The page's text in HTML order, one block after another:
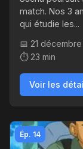
match. Nos 3
qui étudie les...
📅 21
⏱️ 23 min
Voir les
Ép. 14